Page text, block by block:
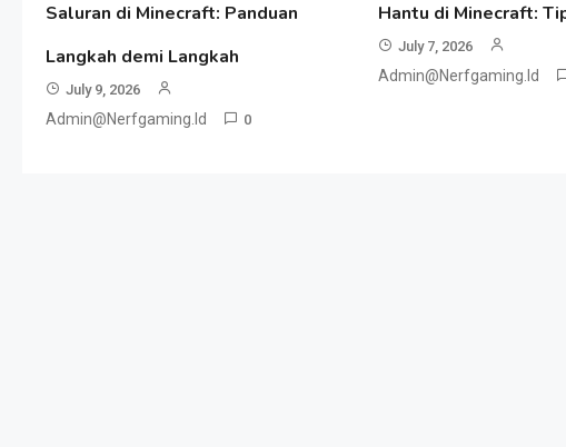
Saluran di Minecraft: Panduan
Langkah demi Langkah
July 9, 2026
Admin@nerfgaming.id 0
Hantu di Minecraft:
July 7, 2026
Admin@nerfgaming.id